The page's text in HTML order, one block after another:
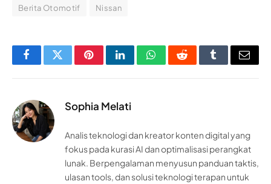
Berita Otomotif Nissan
FacebookTwitterPinterestLinkedInWhatsAppRedditTumblrEmail
Sophia Melati
Analis teknologi dan kreator konten digital yang
fokus pada kurasi AI dan optimalisasi perangkat
lunak. Berpengalaman menyusun panduan taktis,
ulasan tools, dan solusi teknologi terapan untuk